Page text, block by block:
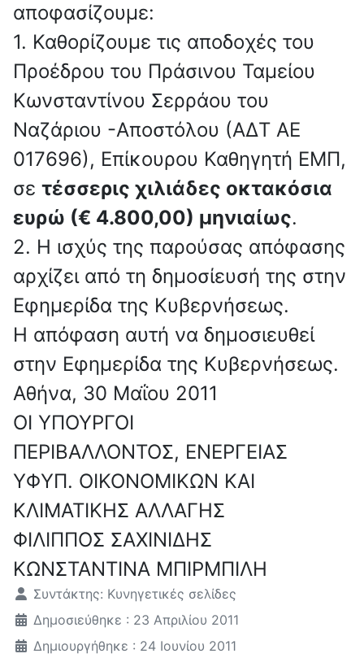
αποφασίζουμε:
1. Καθορίζουμε τις αποδοχές του
Προέδρου του Πράσινου Ταμείου
Κωνσταντίνου Σερράου του
Ναζάριου -Αποστόλου (ΑΔΤ ΑΕ
017696), Επίκουρου Καθηγητή ΕΜΠ,
σε τέσσερις χιλιάδες οκτακόσια
ευρώ (€ 4.800,00) μηνιαίως.
2. Η ισχύς της παρούσας απόφασης
αρχίζει από τη δημοσίευσή της στην
Εφημερίδα της Κυβερνήσεως.
Η απόφαση αυτή να δημοσιευθεί
στην Εφημερίδα της Κυβερνήσεως.
Αθήνα, 30 Μαΐου 2011
ΟΙ ΥΠΟΥΡΓΟΙ
ΠΕΡΙΒΑΛΛΟΝΤΟΣ, ΕΝΕΡΓΕΙΑΣ
ΥΦΥΠ. ΟΙΚΟΝΟΜΙΚΩΝ ΚΑΙ
ΚΛΙΜΑΤΙΚΗΣ ΑΛΛΑΓΗΣ
ΦΙΛΙΠΠΟΣ ΣΑΧΙΝΙΔΗΣ
ΚΩΝΣΤΑΝΤΙΝΑ ΜΠΙΡΜΠΙΛΗ
Λεπτομέρειες
Συντάκτης: Κυνηγετικές σελίδες
Δημοσιεύθηκε : 23 Απριλίου 2011
Δημιουργήθηκε : 24 Ιουνίου 2011